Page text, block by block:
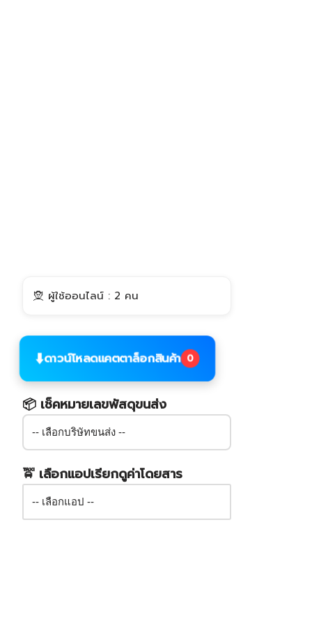
🧝 ผู้ใช้ออนไลน์ : 2 คน
⬇️ดาวน์โหลดแคตตาล็อกสินค้า 0
📦 เช็คหมายเลขพัสดุขนส่ง
🚖 เลือกแอปเรียกดูค่าโดยสาร